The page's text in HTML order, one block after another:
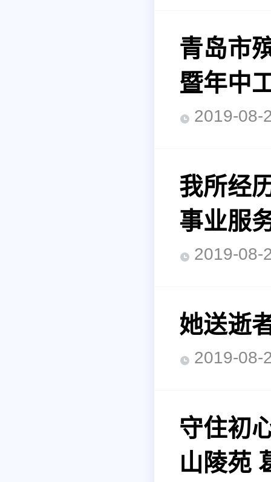
青岛市
暨年中
2019-
我所经
事业服
2019-
她送逝
2019-
守住初
山陵苑